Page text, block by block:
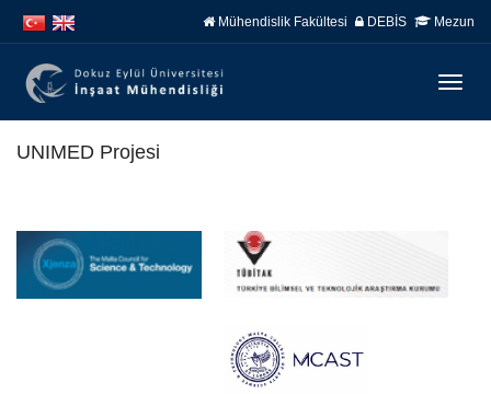
atla
atla
Mühendislik Fakültesi DEBİS Mezun
UNIMED Projesi